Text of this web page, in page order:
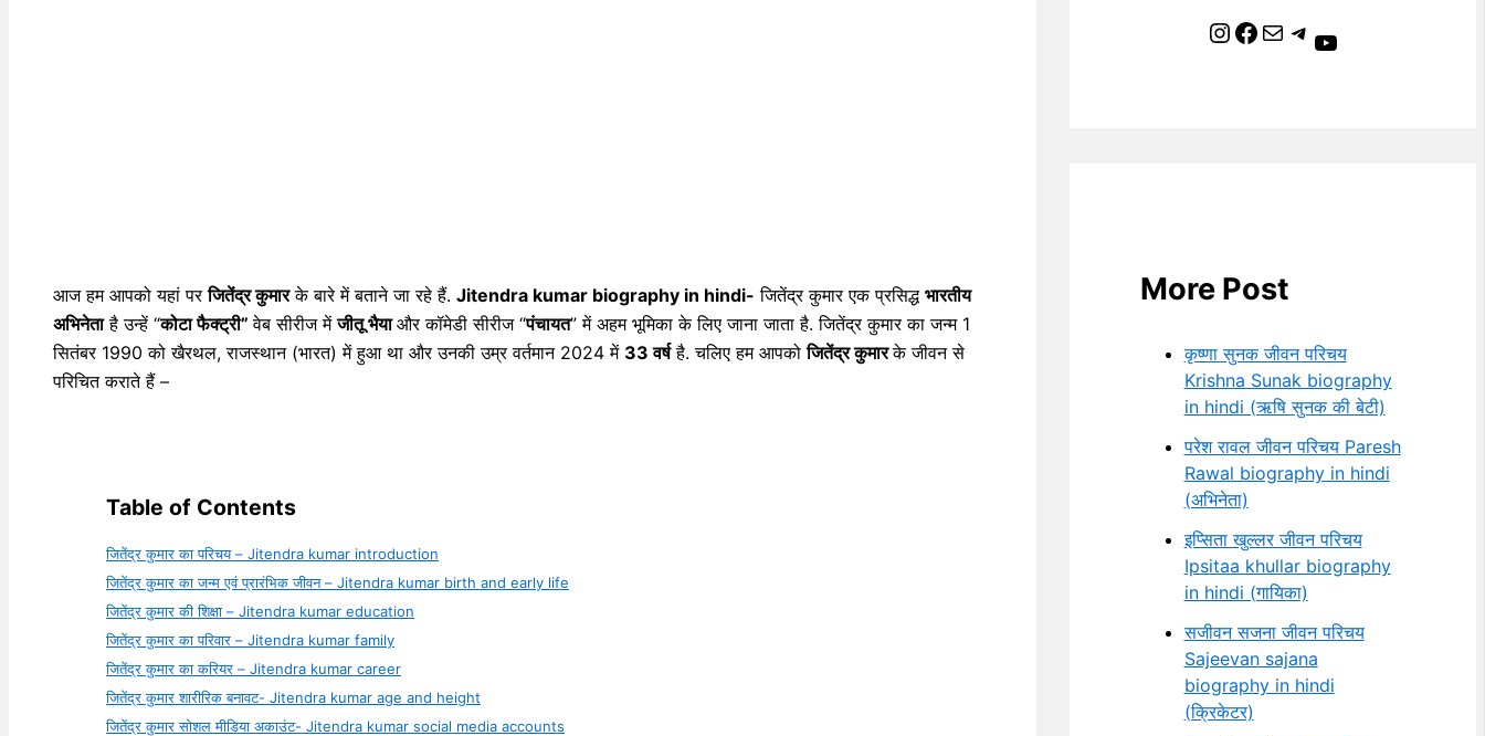
आज हम आपको यहां परजितेंद्र कुमारके बारे में बताने जा रहे हैं. Jitendra kumar biography in hindi- जितेंद्र कुमार एक प्रसिद्ध भारतीय
अभिनेताहै उन्हें “कोटा फैक्ट्री”वेब सीरीज मेंजीतू भैयाऔर कॉमेडी सीरीज “पंचायत” में अहम भूमिका के लिए जाना जाता है. जितेंद्र कुमार का जन्म 1
सितंबर 1990 को खैरथल, राजस्थान (भारत) में हुआ था और उनकी उम्र वर्तमान 2024 में 33 वर्षहै. चलिए हम आपकोजितेंद्र कुमारके जीवन से
परिचित कराते हैं –
Table of Contents
जितेंद्र कुमार का परिचय – Jitendra kumar introduction
जितेंद्र कुमार का जन्म एवं प्रारंभिक जीवन – Jitendra kumar birth and early life
जितेंद्र कुमार की शिक्षा – Jitendra kumar education
जितेंद्र कुमार का परिवार – Jitendra kumar family
जितेंद्र कुमार का करियर – Jitendra kumar career
जितेंद्र कुमार शारीरिक बनावट- Jitendra kumar age and height
जितेंद्र कुमार सोशल मीडिया अकाउंट- Jitendra kumar social media accounts
Instagram Facebook Mail Telegram YouTube
More Post
कृष्णा सुनक जीवन परिचय
Krishna Sunak biography
in hindi (ऋषि सुनक की बेटी)
परेश रावल जीवन परिचय Paresh
Rawal biography in hindi
(अभिनेता)
इप्सिता खुल्लर जीवन परिचय
Ipsitaa khullar biography
in hindi (गायिका)
सजीवन सजना जीवन परिचय
Sajeevan sajana
biography in hindi
(क्रिकेटर)